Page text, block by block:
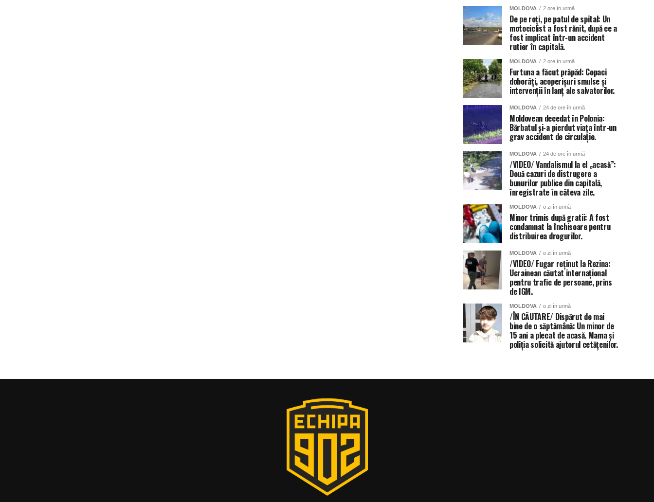
MOLDOVA 2 ore în urmă
De pe roți, pe patul de spital: Un
motociclist a fost rănit, după ce a
fost implicat într-un accident
rutier în capitală.
MOLDOVA 2 ore în urmă
Furtuna a făcut prăpăd: Copaci
doborâți, acoperișuri smulse și
intervenții în lanț ale salvatorilor.
MOLDOVA 24 de ore în urmă
Moldovean decedat în Polonia:
Bărbatul și-a pierdut viața într-un
grav accident de circulație.
MOLDOVA 24 de ore în urmă
/VIDEO/ Vandalismul la el „acasă”:
Două cazuri de distrugere a
bunurilor publice din capitală,
înregistrate în câteva zile.
MOLDOVA o zi în urmă
Minor trimis după gratii: A fost
condamnat la închisoare pentru
distribuirea drogurilor.
MOLDOVA o zi în urmă
/VIDEO/ Fugar reținut la Rezina:
Ucrainean căutat internațional
pentru trafic de persoane, prins
de IGM.
MOLDOVA o zi în urmă
/ÎN CĂUTARE/ Dispărut de mai
bine de o săptămână: Un minor de
15 ani a plecat de acasă. Mama și
poliția solicită ajutorul cetățenilor.